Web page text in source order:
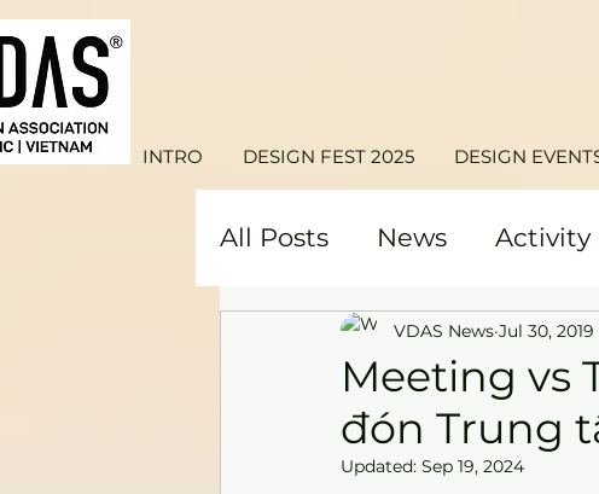
INTRO DESIGN FEST 2025 DESIGN
All Posts News Activity
Meeting vs
đón Trung
VDAS News Jul 30, 2019
Updated: Sep 19, 2024